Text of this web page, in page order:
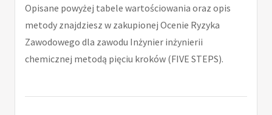
Opisane powyżej tabele wartościowania oraz opis
metody znajdziesz w zakupionej Ocenie Ryzyka
Zawodowego dla zawodu Inżynier inżynierii
chemicznej metodą pięciu kroków (FIVE STEPS).